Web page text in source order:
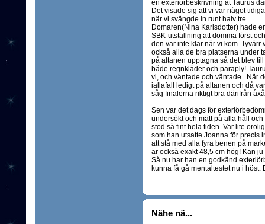
en exteriörbeskrivning åt Taurus
Det visade sig att vi var något tidiga
när vi svängde in runt halv tre.
Domaren(Nina Karlsdotter) hade
SBK-utställning att dömma först och
den var inte klar när vi kom. Tyvärr
också alla de bra platserna under
på altanen upptagna så det blev
både regnkläder och paraply!
vi, och väntade och väntade...När
iallafall ledigt på altanen och då
såg finalerna riktigt bra därifrån
Sen var det dags för
undersökt och mätt på alla håll
stod så fint hela tiden. Var lite
som han utsatte Joanna för precis
att stå med alla fyra benen på
är också exakt 48,5 cm hög! Kan
Så nu har han en godkänd
kunna få gå mentaltestet nu i höst.
Nähe nä...